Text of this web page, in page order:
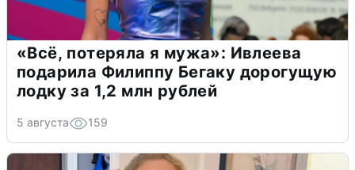
«Всё, потеряла я мужа»: Ивлеева
подарила Филиппу Бегаку дорогущую
лодку за 1,2 млн рублей
5 августа 159